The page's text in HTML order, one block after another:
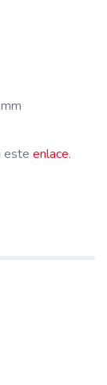
este enlace.